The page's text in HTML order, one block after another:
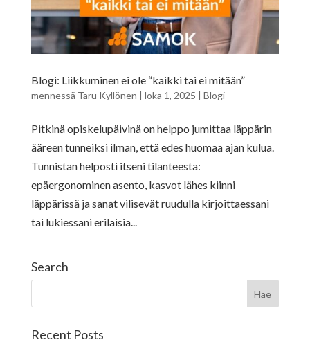
Blogi: Liikkuminen ei ole “kaikki tai ei mitään”
mennessä Taru Kyllönen | loka 1, 2025 | Blogi
Pitkinä opiskelupäivinä on helppo jumittaa läppärin
ääreen tunneiksi ilman, että edes huomaa ajan kulua.
Tunnistan helposti itseni tilanteesta:
epäergonominen asento, kasvot lähes kiinni
läppärissä ja sanat vilisevät ruudulla kirjoittaessani
tai lukiessani erilaisia...
Search
Recent Posts